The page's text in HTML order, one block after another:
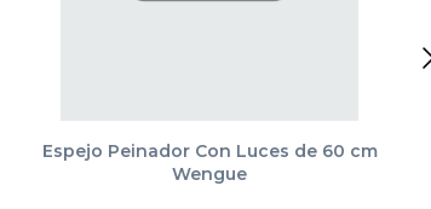
Espejo Peinador Con Luces de 60 cm
Wengue